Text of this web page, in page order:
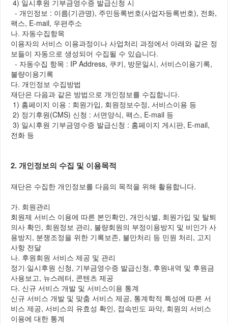
4) 일시후원 기부금영수증 발급신청 시
- 개인정보 : 이름(기관명), 주민등록번호(사업자등록번호), 전화,
팩스, E-mail, 우편주소
나. 자동수집항목
이용자의 서비스 이용과정이나 사업처리 과정에서 아래와 같은 정
보들이 자동으로 생성되어 수집될 수 있습니다.
- 자동수집 항목 : IP Address, 쿠키, 방문일시, 서비스이용기록,
불량이용기록
다. 개인정보 수집방법
재단은 다음과 같은 방법으로 개인정보를 수집합니다.
1) 홈페이지 이용 : 회원가입, 회원정보수정, 서비스이용 등
2) 정기후원(CMS) 신청 : 서면양식, 팩스, E-mail 등
3) 일시후원 기부금영수증 발급신청 : 홈페이지 게시판, E-mail,
전화 등
2. 개인정보의 수집 및 이용목적
재단은 수집한 개인정보를 다음의 목적을 위해 활용합니다.
가. 회원관리
회원제 서비스 이용에 따른 본인확인, 개인식별, 회원가입 및 탈퇴
의사 확인, 회원정보 관리, 불량회원의 부정이용방지 및 비인가 사
용방지, 분쟁조정을 위한 기록보존, 불만처리 등 민원 처리, 고지
사항 전달
나. 후원회원 서비스 제공 및 관리
정기·일시후원 신청, 기부금영수증 발급신청, 후원내역 및 후원금
사용보고, 뉴스레터, 콘텐츠 제공
다. 신규 서비스 개발 및 서비스이용 통계
신규 서비스 개발 및 맞춤 서비스 제공, 통계학적 특성에 따른 서
비스 제공, 서비스의 유효성 확인, 접속빈도 파악, 회원의 서비스
이용에 대한 통계